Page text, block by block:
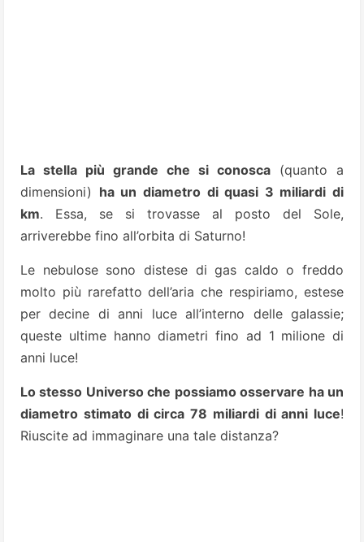
La stella più grande che si conosca (quanto a
dimensioni) ha un diametro di quasi 3 miliardi di
km. Essa, se si trovasse al posto del Sole,
arriverebbe fino all’orbita di Saturno!
Le nebulose sono distese di gas caldo o freddo
molto più rarefatto dell’aria che respiriamo, estese
per decine di anni luce all’interno delle galassie;
queste ultime hanno diametri fino ad 1 milione di
anni luce!
Lo stesso Universo che possiamo osservare ha un
diametro stimato di circa 78 miliardi di anni luce!
Riuscite ad immaginare una tale distanza?